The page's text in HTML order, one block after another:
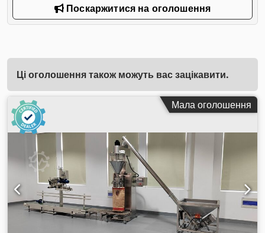
Поскаржитися на оголошення
Ці оголошення також можуть вас зацікавити.
Мала оголошення